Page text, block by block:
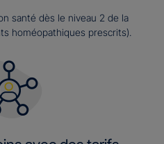
santé dès le niveau 2 de la
homéopathiques prescrits).